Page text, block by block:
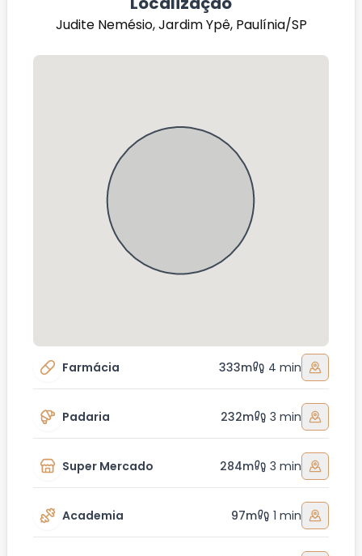
Judite Nemésio, Jardim Ypê, Paulínia/SP
Farmácia 333m 4 min
Padaria 232m 3 min
Super Mercado 284m 3 min
Academia 97m 1 min